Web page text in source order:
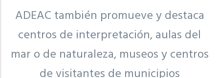
ADEAC también promueve y destaca
centros de interpretación, aulas del
mar o de naturaleza, museos y centros